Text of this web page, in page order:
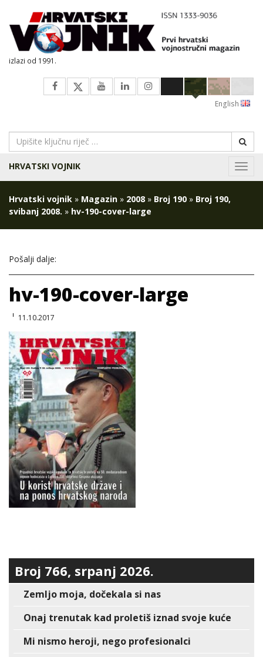
izlazi od 1991.
English
HRVATSKI VOJNIK
Hrvatski vojnik » Magazin » 2008 » Broj 190 » Broj 190,
svibanj 2008. » hv-190-cover-large
Pošalji dalje:
hv-190-cover-large
11.10.2017
Broj 766, srpanj 2026.
Zemljo moja, dočekala si nas
Onaj trenutak kad proletiš iznad svoje kuće
Mi nismo heroji, nego profesionalci